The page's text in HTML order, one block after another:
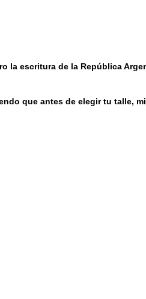
la escritura de la República
que antes de elegir tu talle,